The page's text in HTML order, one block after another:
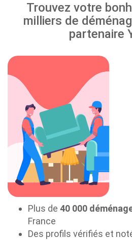
Trouvez votre
milliers de
partenaire
Plus de 40 000
France
Des profils vérifiés et